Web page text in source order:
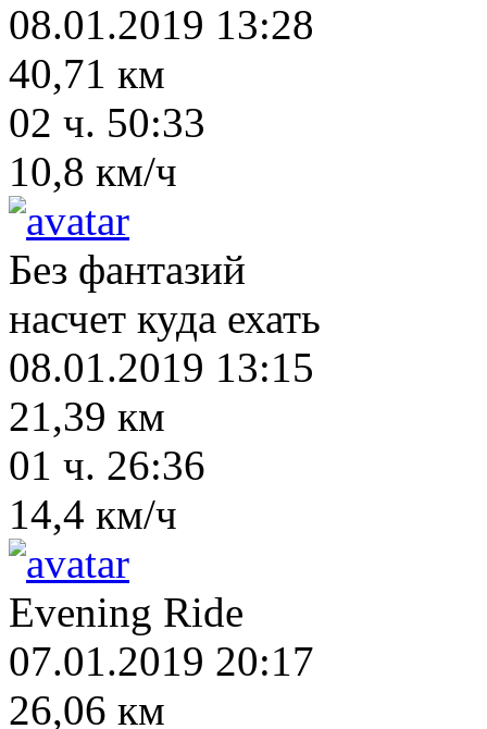
08.01.2019 13:28
40,71 км
02 ч. 50:33
10,8 км/ч
Без фантазий
насчет куда ехать
08.01.2019 13:15
21,39 км
01 ч. 26:36
14,4 км/ч
Evening Ride
07.01.2019 20:17
26,06 км